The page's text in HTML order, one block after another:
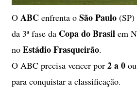
O ABC enfrenta o São Paulo
da 3ª fase da Copa do Brasil em
no Estádio Frasqueirão.
O ABC precisa vencer por 2 a 0
para conquistar a classificação.